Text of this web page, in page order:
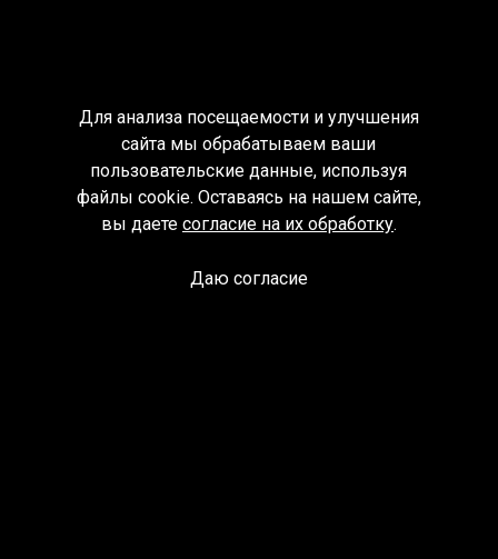
Для анализа посещаемости и улучшения
сайта мы обрабатываем ваши
пользовательские данные, используя
файлы cookie. Оставаясь на нашем сайте,
вы даете согласие на их обработку.
Даю согласие